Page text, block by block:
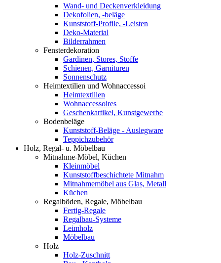
Wand- und Deckenverkleidung
Dekofolien, -beläge
Kunststoff-Profile, -Leisten
Deko-Material
Bilderrahmen
Fensterdekoration
Gardinen, Stores, Stoffe
Schienen, Garnituren
Sonnenschutz
Heimtextilien und Wohnaccessoi
Heimtextilien
Wohnaccessoires
Geschenkartikel, Kunstgewerbe
Bodenbeläge
Kunststoff-Beläge - Auslegware
Teppichzubehör
Holz, Regal- u. Möbelbau
Mitnahme-Möbel, Küchen
Kleinmöbel
Kunststoffbeschichtete Mitnahm
Mitnahmemöbel aus Glas, Metall
Küchen
Regalböden, Regale, Möbelbau
Fertig-Regale
Regalbau-Systeme
Leimholz
Möbelbau
Holz
Holz-Zuschnitt